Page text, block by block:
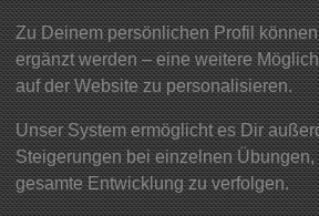
Zu Deinem persönlichen Profil
ergänzt werden – eine weitere
auf der Website zu personalisieren.
Unser System ermöglicht es Dir
Steigerungen bei einzelnen
gesamte Entwicklung zu verfolgen.